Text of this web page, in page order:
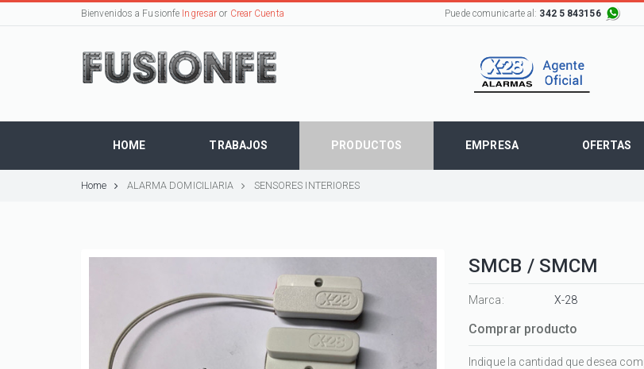
Bienvenidos a Fusionfe Ingresar or Crear Cuenta Puede comunicarte al: 342 5 843156
HOME TRABAJOS PRODUCTOS EMPRESA OFERTAS
Home ALARMA DOMICILIARIA SENSORES INTERIORES
SMCB / SMCM
Marca: X-28
Comprar producto
Indique la cantidad que desea